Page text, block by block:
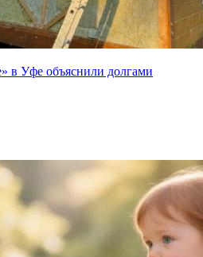
в Уфе объяснили долгами